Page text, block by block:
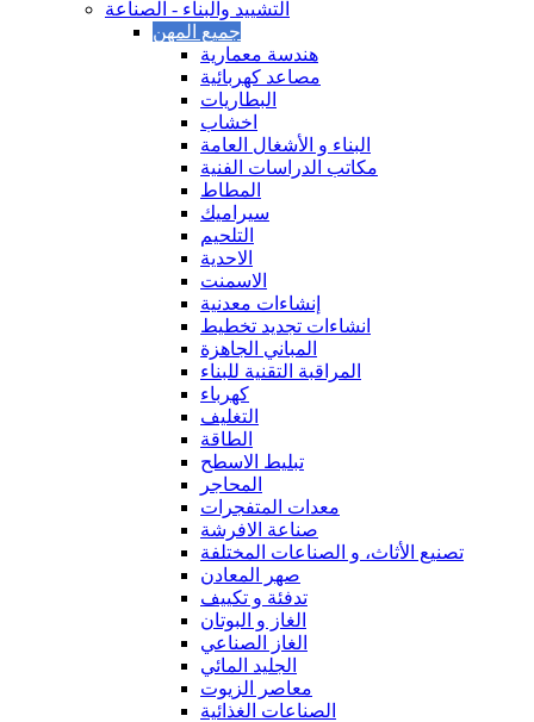
التشييد والبناء - الصناعة
هندسة معمارية
مصاعد كهربائية
البطاريات
اخشاب
البناء و الأشغال العامة
مكاتب الدراسات الفنية
المطاط
سيراميك
التلحيم
الاحدية
الاسمنت
إنشاءات معدنية
انشاءات تجديد تخطيط
المباني الجاهزة
المراقبة التقنية للبناء
كهرباء
التغليف
الطاقة
تبليط الاسطح
المحاجر
معدات المتفجرات
صناعة الافرشة
تصنيع الأثاث، و الصناعات المختلفة
صهر المعادن
تدفئة و تكييف
الغاز و البوتان
الغاز الصناعي
الجليد المائي
معاصر الزيوت
الصناعات الغذائية